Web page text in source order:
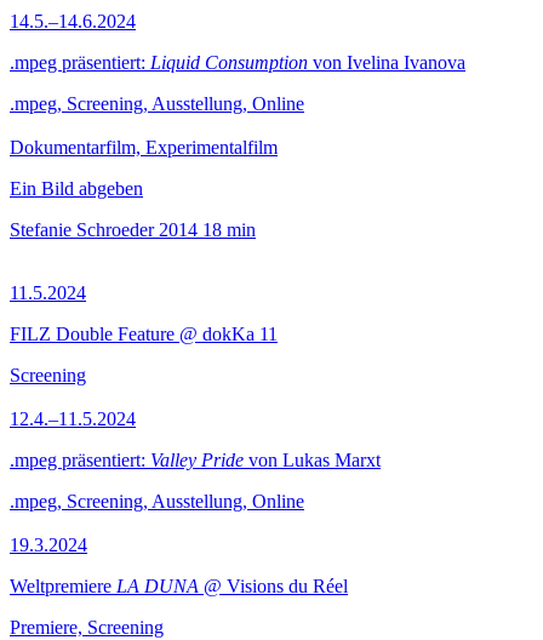
14.5.–14.6.2024
.mpeg präsentiert: Liquid Consumption von Ivelina Ivanova
.mpeg, Screening, Ausstellung, Online
Dokumentarfilm, Experimentalfilm
Ein Bild abgeben
Stefanie Schroeder 2014 18 min
11.5.2024
FILZ Double Feature @ dokKa 11
Screening
12.4.–11.5.2024
.mpeg präsentiert: Valley Pride von Lukas Marxt
.mpeg, Screening, Ausstellung, Online
19.3.2024
Weltpremiere LA DUNA @ Visions du Réel
Premiere, Screening